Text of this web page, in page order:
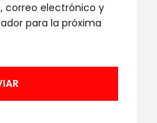
correo electrónico y
para la próxima